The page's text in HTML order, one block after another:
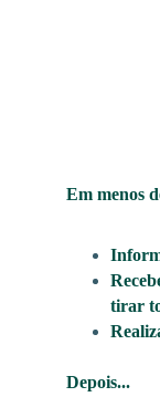
Em menos
tirar
Depois...